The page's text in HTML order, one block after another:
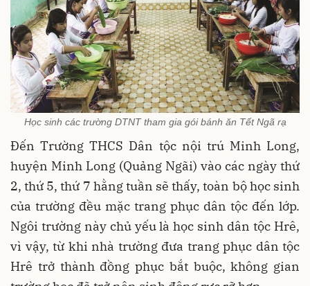
Học sinh các trường DTNT tham gia gói bánh ăn Tết Ngã rạ
Đến Trường THCS Dân tộc nội trú Minh Long,
huyện Minh Long (Quảng Ngãi) vào các ngày thứ
2, thứ 5, thứ 7 hằng tuần sẽ thấy, toàn bộ học sinh
của trường đều mặc trang phục dân tộc đến lớp.
Ngôi trường này chủ yếu là học sinh dân tộc Hrê,
vì vậy, từ khi nhà trường đưa trang phục dân tộc
Hrê trở thành đồng phục bắt buộc, không gian